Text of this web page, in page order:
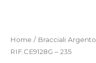
Home / Bracciali Argento
RIF.CE9128G – 235